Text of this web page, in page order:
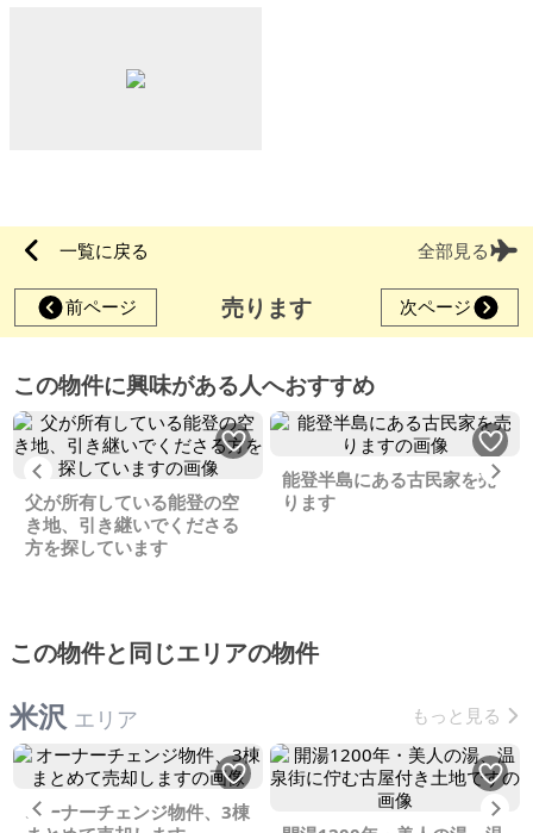
一覧に戻る 全部見る
前ページ 売ります 次ページ
この物件に興味がある人へおすすめ
Previous
父が所有している能登の空
き地、引き継いでくださる
方を探しています
能登半島にある古民家を売
ります
この物件と同じエリアの物件
米沢 エリア もっと見る
Previous
オーナーチェンジ物件、3棟